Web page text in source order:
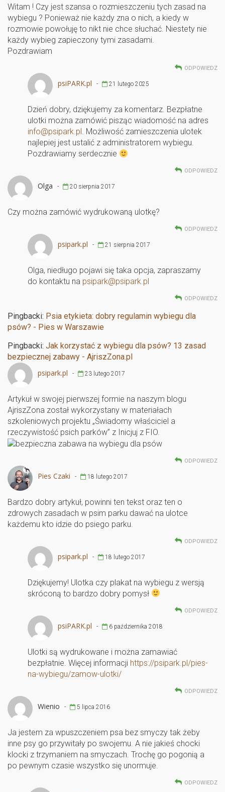
Witam ! Czy jest szansa o rozmieszczeniu tych zasad na
wybiegu ? Ponieważ nie każdy zna o nich, a kiedy w
rozmowie powołuję to nikt nie chce słuchać. Niestety nie
każdy wybieg zapieczony tymi zasadami.
Pozdrawiam
ODPOWIEDZ
psiPARK.pl - 21 lutego 2025
Dzień dobry, dziękujemy za komentarz. Bezpłatne
ulotki można zamówić pisząc wiadomość na adres
info@psipark.pl. Możliwość zamieszczenia ulotek
najlepiej jest ustalić z administratorem wybiegu.
Pozdrawiamy serdecznie
ODPOWIEDZ
Olga - 20 sierpnia 2017
Czy można zamówić wydrukowaną ulotkę?
ODPOWIEDZ
psipark.pl - 21 sierpnia 2017
Olga, niedługo pojawi się taka opcja, zapraszamy
do kontaktu na psipark@psipark.pl
ODPOWIEDZ
Pingbacki: Psia etykieta: dobry regulamin wybiegu dla
psów? - Pies w Warszawie
Pingbacki: Jak korzystać z wybiegu dla psów? 13 zasad
bezpiecznej zabawy - AjriszZona.pl
psipark.pl
- 23 lutego 2017
Artykuł w swojej pierwszej formie na naszym blogu
AjriszZona został wykorzystany w materiałach
szkoleniowych projektu „Świadomy właściciel a
rzeczywistość psich parków” z Inicjuj z FIO.
ODPOWIEDZ
Pies Czaki - 18 lutego 2017
Bardzo dobry artykuł, powinni ten tekst oraz ten o
zdrowych zasadach w psim parku dawać na ulotce
każdemu kto idzie do psiego parku.
ODPOWIEDZ
psipark.pl - 18 lutego 2017
Dziękujemy! Ulotka czy plakat na wybiegu z wersją
skróconą to bardzo dobry pomysł
ODPOWIEDZ
psiPARK.pl - 6 października 2018
Ulotki są wydrukowane i można zamawiać
bezpłatnie. Więcej informacji https://psipark.pl/pies-
na-wybiegu/zamow-ulotki/
ODPOWIEDZ
Wienio - 5 lipca 2016
Ja jestem za wpuszczeniem psa bez smyczy tak żeby
inne psy go przywitały po swojemu. A nie jakieś chocki
klocki z trzymaniem na smyczach. Trochę go pogonią a
po pewnym czasie wszystko się unormuje.
ODPOWIEDZ